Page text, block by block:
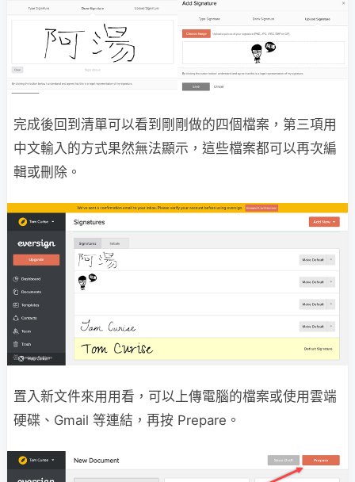
完成後回到清單可以看到剛剛做的四個檔案，第三項用
中文輸入的方式果然無法顯示，這些檔案都可以再次編
輯或刪除。
置入新文件來用用看，可以上傳電腦的檔案或使用雲端
硬碟、Gmail 等連結，再按 Prepare。